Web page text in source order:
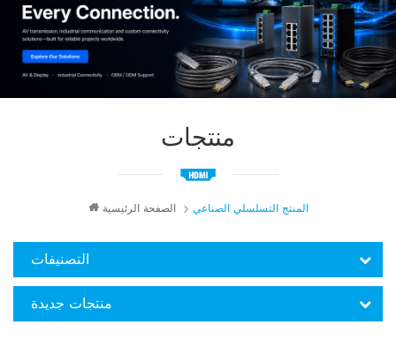
منتجات
الصفحة الرئيسية المنتج التسلسلي الصناعي
التصنيفات
منتجات جديدة